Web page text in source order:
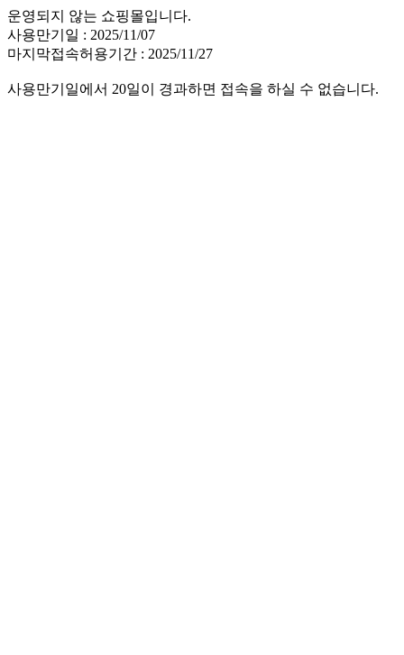
운영되지 않는 쇼핑몰입니다.
사용만기일 : 2025/11/07
마지막접속허용기간 : 2025/11/27
사용만기일에서 20일이 경과하면 접속을 하실 수 없습니다.